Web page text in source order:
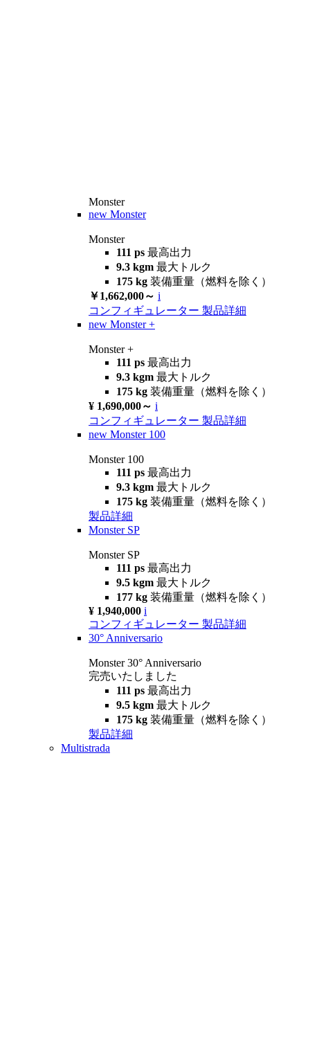
Monster
new Monster
Monster
111 ps 最高出力
9.3 kgm 最大トルク
175 kg 装備重量（燃料を除く）
￥1,662,000～ i
コンフィギュレーター 製品詳細
new Monster +
Monster +
111 ps 最高出力
9.3 kgm 最大トルク
175 kg 装備重量（燃料を除く）
¥ 1,690,000～ i
コンフィギュレーター 製品詳細
new Monster 100
Monster 100
111 ps 最高出力
9.3 kgm 最大トルク
175 kg 装備重量（燃料を除く）
製品詳細
Monster SP
Monster SP
111 ps 最高出力
9.5 kgm 最大トルク
177 kg 装備重量（燃料を除く）
¥ 1,940,000 i
コンフィギュレーター 製品詳細
30° Anniversario
Monster 30° Anniversario
完売いたしました
111 ps 最高出力
9.5 kgm 最大トルク
175 kg 装備重量（燃料を除く）
製品詳細
Multistrada